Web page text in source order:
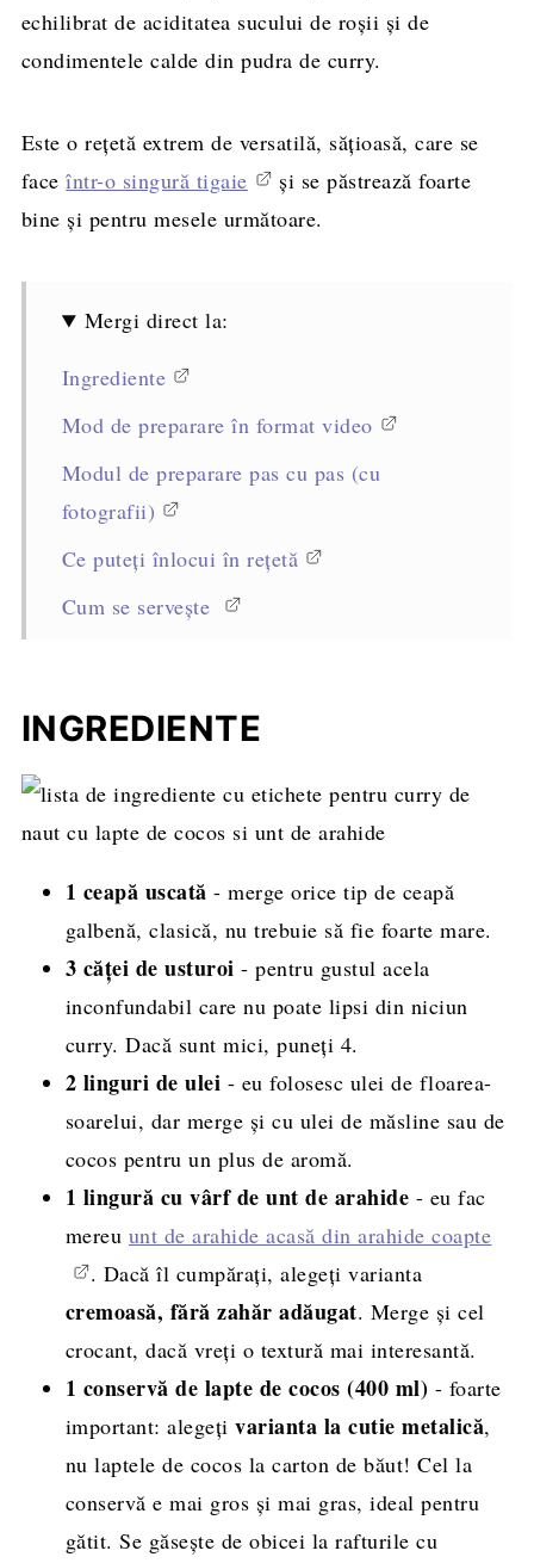
echilibrat de aciditatea sucului de roșii și de
condimentele calde din pudra de curry.
Este o rețetă extrem de versatilă, sățioasă, care se
faceîntr-o singură tigaie
și se păstrează foarte
bine și pentru mesele următoare.
Mergi direct la:
Ingrediente
Mod de preparare în format video
Modul de preparare pas cu pas (cu
fotografii)
Ce puteți înlocui în rețetă
Cum se servește
Rețeta completă, cantități și mod de
preparare
INGREDIENTE
1 ceapă uscată - merge orice tip de ceapă
galbenă, clasică, nu trebuie să fie foarte mare.
3 căței de usturoi - pentru gustul acela
inconfundabil care nu poate lipsi din niciun
curry. Dacă sunt mici, puneți 4.
2 linguri de ulei - eu folosesc ulei de floarea-
soarelui, dar merge și cu ulei de măsline sau de
cocos pentru un plus de aromă.
1 lingură cu vârf de unt de arahide - eu fac
mereu unt de arahide acasă din arahide coapte
. Dacă îl cumpărați, alegeți varianta
cremoasă, fără zahăr adăugat. Merge și cel
crocant, dacă vreți o textură mai interesantă.
1 conservă de lapte de cocos (400 ml) - foarte
important: alegețivarianta la cutie metalică,
nu laptele de cocos la carton de băut! Cel la
conservă e mai gros și mai gras, ideal pentru
gătit. Se găsește de obicei la rafturile cu